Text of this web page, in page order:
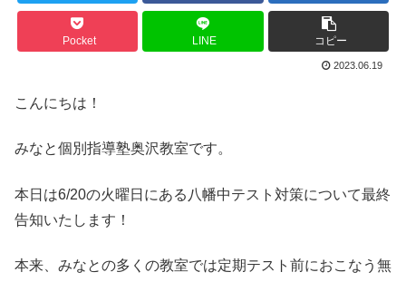
Pocket LINE コピー
2023.06.19
こんにちは！
みなと個別指導塾奥沢教室です。
本日は6/20の火曜日にある八幡中テスト対策について最終
告知いたします！
本来、みなとの多くの教室では定期テスト前におこなう無